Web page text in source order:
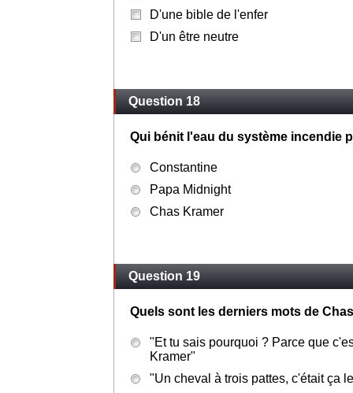
D'une bible de l'enfer
D'un être neutre
Question 18
Qui bénit l'eau du système incendie
Constantine
Papa Midnight
Chas Kramer
Question 19
Quels sont les derniers mots de
"Et tu sais pourquoi ? Parce que
Kramer"
"Un cheval à trois pattes, c'était ça